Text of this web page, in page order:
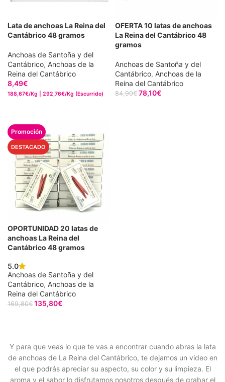
Lata de anchoas La Reina del
Cantábrico 48 gramos
Anchoas de Santoña y del
Cantábrico, Anchoas de la
Reina del Cantábrico
8,49€
188,67€/Kg | 292,76€/Kg (Escurrido)
OFERTA 10 latas de anchoas
La Reina del Cantábrico 48
gramos
Anchoas de Santoña y del
Cantábrico, Anchoas de la
Reina del Cantábrico
84,90€ 78,10€
DESTACADO
OPORTUNIDAD 20 latas de
anchoas La Reina del
Cantábrico 48 gramos
5.0
Anchoas de Santoña y del
Cantábrico, Anchoas de la
Reina del Cantábrico
169,80€ 135,80€
Y para que veas lo que te vas a encontrar cuando abras la lata
de anchoas de La Reina del Cantábrico, te dejamos un video en
el que podrás apreciar su aspecto, su color y su limpieza. El
aroma y el sabor lo disfrutamos nosotros después de grabar el